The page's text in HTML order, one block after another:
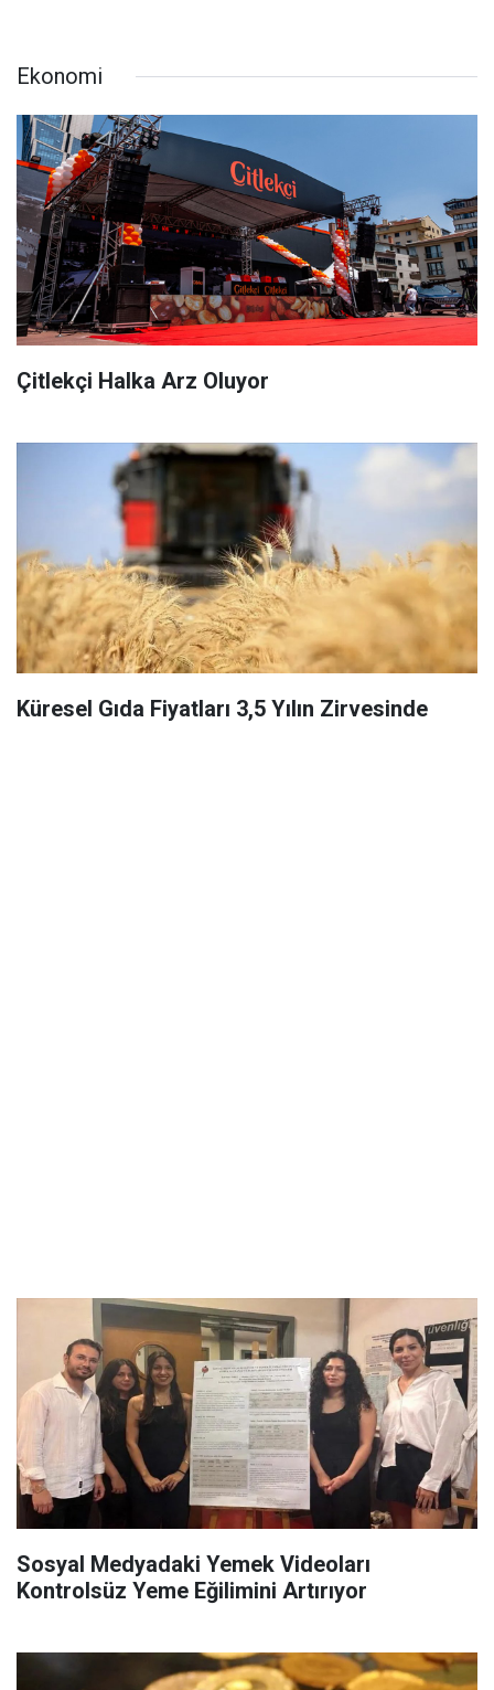
Ekonomi
Çitlekçi Halka Arz Oluyor
Küresel Gıda Fiyatları 3,5 Yılın Zirvesinde
Sosyal Medyadaki Yemek Videoları
Kontrolsüz Yeme Eğilimini Artırıyor